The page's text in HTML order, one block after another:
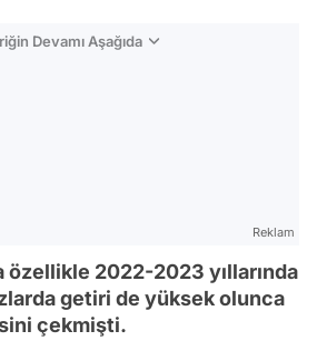
Devamı Aşağıda
Reklam
özellikle 2022-2023 yıllarında
getiri de yüksek olunca
çekmişti.